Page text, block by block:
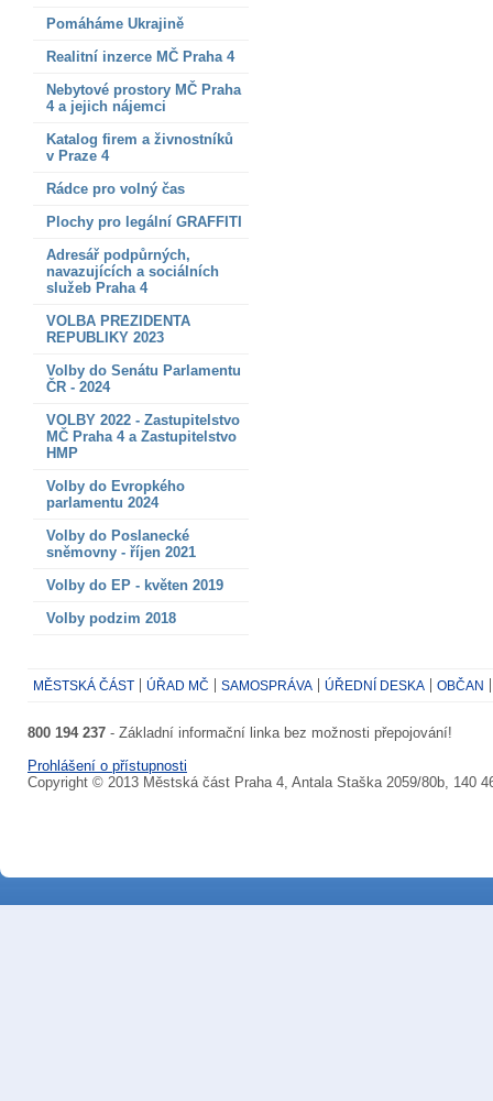
Pomáháme Ukrajině
Realitní inzerce MČ Praha 4
Nebytové prostory MČ Praha
4 a jejich nájemci
Katalog firem a živnostníků
v Praze 4
Rádce pro volný čas
Plochy pro legální GRAFFITI
Adresář podpůrných,
navazujících a sociálních
služeb Praha 4
VOLBA PREZIDENTA
REPUBLIKY 2023
Volby do Senátu Parlamentu
ČR - 2024
VOLBY 2022 - Zastupitelstvo
MČ Praha 4 a Zastupitelstvo
HMP
Volby do Evropkého
parlamentu 2024
Volby do Poslanecké
sněmovny - říjen 2021
Volby do EP - květen 2019
Volby podzim 2018
MĚSTSKÁ ČÁST ÚŘAD MČ SAMOSPRÁVA ÚŘEDNÍ DESKA OBČAN
800 194 237 - Základní informační linka bez možnosti přepojování!
Prohlášení o přístupnosti
Copyright © 2013 Městská část Praha 4, Antala Staška 2059/80b, 140